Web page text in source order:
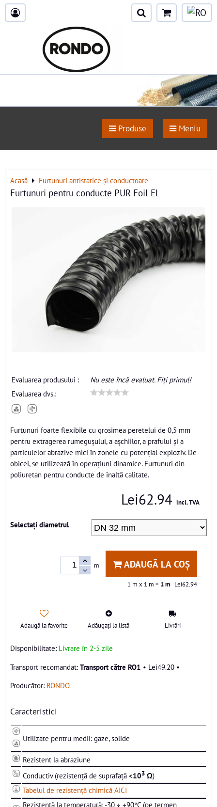
Produse Meniu
Acasă Furtunuri antistatice și conductoare
Furtunuri pentru conducte PUR Foil EL
Evaluarea produsului :
Nu este încă evaluat. Fiți primul!
Evaluarea dvs.:
Furtunuri foarte flexibile cu grosimea peretelui de 0,5 mm
pentru extragerea rumegușului, a așchiilor, a prafului și a
particulelor abrazive mici în zonele cu potențial exploziv. De
obicei, se utilizează în operațiuni dinamice. Furtunuri din
poliuretan pentru conducte de înaltă calitate.
Lei62.94 incl. TVA
Selectați diametrul
m ADAUGĂ LA COȘ
1 m x 1 m = 1m Lei62.94
Adaugă la favorite Adăugați la listă Livrări
Disponibilitate: Livrare în 2-5 zile
Transport către RO1 • Lei49.20 •
Producător: RONDO
Caracteristici
Utilizate pentru medii: gaze, solide
Rezistent la abraziune
Conductiv (rezistență de suprafață <103 Ω)
Tabelul de rezistență chimică AICI
Rezistență la temperatură: -30 ÷ +90°C (pe termen